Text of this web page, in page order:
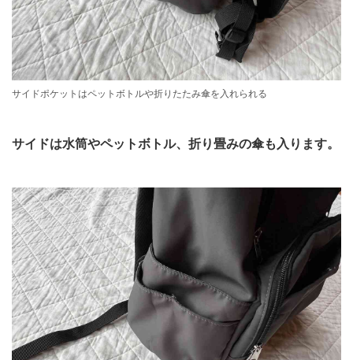
サイドポケットはペットボトルや折りたたみ傘を入れられる
サイドは水筒やペットボトル、折り畳みの傘も入ります。